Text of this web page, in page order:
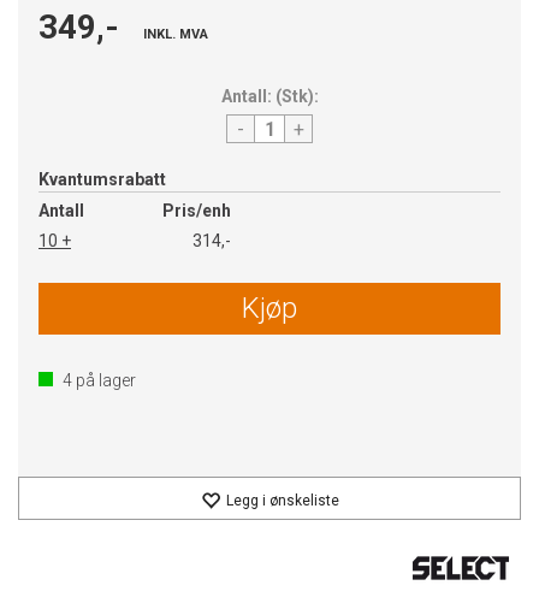
349,- INKL. MVA
Antall: (Stk):
- +
Kvantumsrabatt
Antall
Pris/enh
10 +
314,-
Kjøp
4 på lager
Legg i ønskeliste